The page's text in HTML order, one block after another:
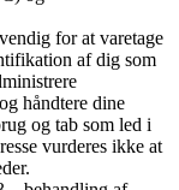
for at varetage
af dig som
håndtere dine
og tab som led i
vurderes ikke at